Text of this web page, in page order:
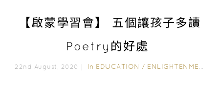
【啟蒙學習會】 五個讓孩子多讀
Poetry的好處
22nd August, 2020｜ In EDUCATION / ENLIGHTENMENT CORNER